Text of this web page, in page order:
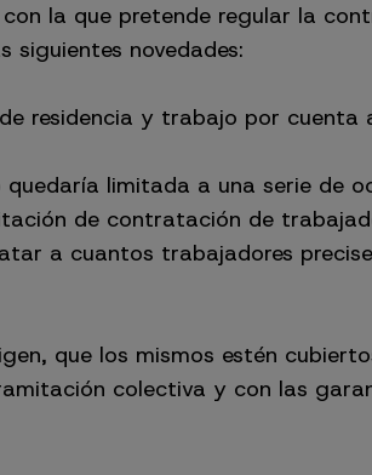
la que pretende regular la
novedades:
residencia y trabajo por cuenta
limitada a una serie de
de contratación de
a cuantos trabajadores
que los mismos estén
colectiva y con las